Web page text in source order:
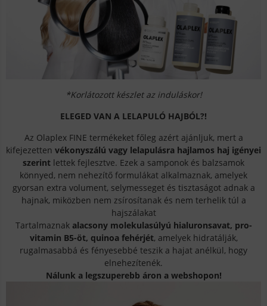
*Korlátozott készlet az induláskor!
ELEGED VAN A LELAPULÓ HAJBÓL?!
Az Olaplex FINE termékeket főleg azért ajánljuk, mert a
kifejezetten vékonyszálú vagy lelapulásra hajlamos haj igényei
szerint lettek fejlesztve. Ezek a samponok és balzsamok
könnyed, nem nehezítő formulákat alkalmaznak, amelyek
gyorsan extra volument, selymesseget és tisztaságot adnak a
hajnak, miközben nem zsírosítanak és nem terhelik túl a
hajszálakat
Tartalmaznak alacsony molekulasúlyú hialuronsavat, pro-
vitamin B5-öt, quinoa fehérjét, amelyek hidratálják,
rugalmasabbá és fényesebbé teszik a hajat anélkül, hogy
elnehezítenék.
Nálunk a legszuperebb áron a webshopon!